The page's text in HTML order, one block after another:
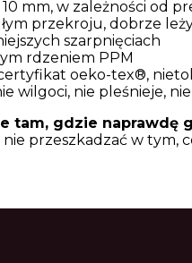
mm, w zależności od
przekroju, dobrze
szarpnięciach
rdzeniem PPM
oeko-tex®,
wilgoci, nie pleśnieje,
tam, gdzie naprawdę
przeszkadzać w tym,